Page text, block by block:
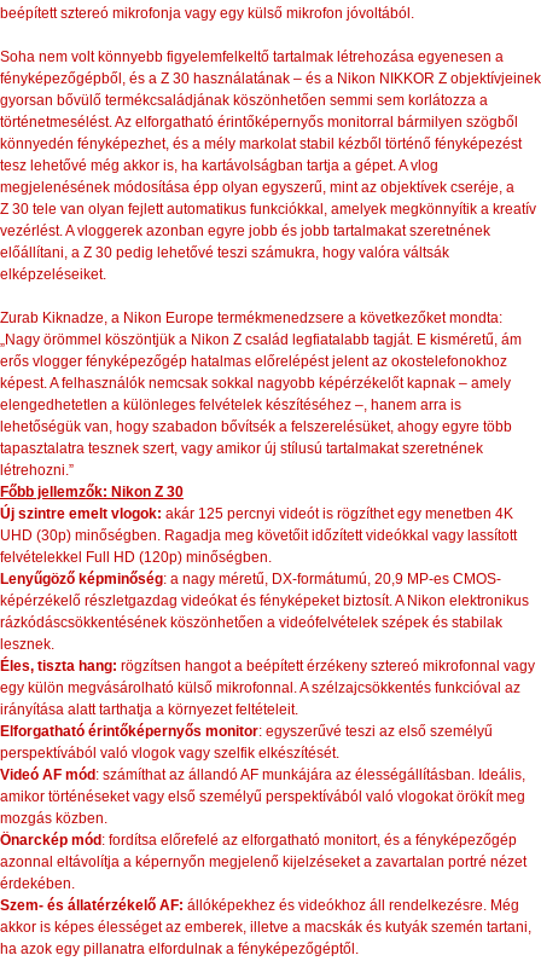
beépített sztereó mikrofonja vagy egy külső mikrofon jóvoltából.
Soha nem volt könnyebb figyelemfelkeltő tartalmak létrehozása egyenesen a
fényképezőgépből, és a Z 30 használatának – és a Nikon NIKKOR Z objektívjeinek
gyorsan bővülő termékcsaládjának köszönhetően semmi sem korlátozza a
történetmesélést. Az elforgatható érintőképernyős monitorral bármilyen szögből
könnyedén fényképezhet, és a mély markolat stabil kézből történő fényképezést
tesz lehetővé még akkor is, ha kartávolságban tartja a gépet. A vlog
megjelenésének módosítása épp olyan egyszerű, mint az objektívek cseréje, a
Z 30 tele van olyan fejlett automatikus funkciókkal, amelyek megkönnyítik a kreatív
vezérlést. A vloggerek azonban egyre jobb és jobb tartalmakat szeretnének
előállítani, a Z 30 pedig lehetővé teszi számukra, hogy valóra váltsák
elképzeléseiket.
Zurab Kiknadze, a Nikon Europe termékmenedzsere a következőket mondta:
„Nagy örömmel köszöntjük a Nikon Z család legfiatalabb tagját. E kisméretű, ám
erős vlogger fényképezőgép hatalmas előrelépést jelent az okostelefonokhoz
képest. A felhasználók nemcsak sokkal nagyobb képérzékelőt kapnak – amely
elengedhetetlen a különleges felvételek készítéséhez –, hanem arra is
lehetőségük van, hogy szabadon bővítsék a felszerelésüket, ahogy egyre több
tapasztalatra tesznek szert, vagy amikor új stílusú tartalmakat szeretnének
létrehozni.”
Főbb jellemzők: Nikon Z 30
Új szintre emelt vlogok: akár 125 percnyi videót is rögzíthet egy menetben 4K
UHD (30p) minőségben. Ragadja meg követőit időzített videókkal vagy lassított
felvételekkel Full HD (120p) minőségben.
Lenyűgöző képminőség: a nagy méretű, DX-formátumú, 20,9 MP-es CMOS-
képérzékelő részletgazdag videókat és fényképeket biztosít. A Nikon elektronikus
rázkódáscsökkentésének köszönhetően a videófelvételek szépek és stabilak
lesznek.
Éles, tiszta hang: rögzítsen hangot a beépített érzékeny sztereó mikrofonnal vagy
egy külön megvásárolható külső mikrofonnal. A szélzajcsökkentés funkcióval az
irányítása alatt tarthatja a környezet feltételeit.
Elforgatható érintőképernyős monitor: egyszerűvé teszi az első személyű
perspektívából való vlogok vagy szelfik elkészítését.
Videó AF mód : számíthat az állandó AF munkájára az élességállításban. Ideális,
amikor történéseket vagy első személyű perspektívából való vlogokat örökít meg
mozgás közben.
Önarckép mód : fordítsa előrefelé az elforgatható monitort, és a fényképezőgép
azonnal eltávolítja a képernyőn megjelenő kijelzéseket a zavartalan portré nézet
érdekében.
Szem- és állatérzékelő AF: állóképekhez és videókhoz áll rendelkezésre. Még
akkor is képes élességet az emberek, illetve a macskák és kutyák szemén tartani,
ha azok egy pillanatra elfordulnak a fényképezőgéptől.